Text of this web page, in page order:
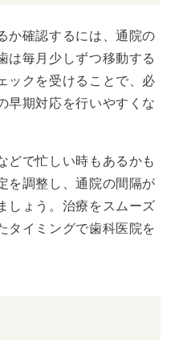
か確認するには、通院の
は毎月少しずつ移動する
ックを受けることで、必
早期対応を行いやすくな
どで忙しい時もあるかも
を調整し、通院の間隔が
しょう。治療をスムーズ
タイミングで歯科医院を